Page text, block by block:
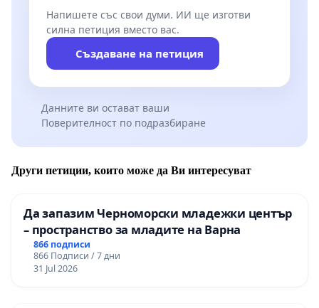
Напишете със свои думи. ИИ ще изготви
силна петиция вместо вас.
Създаване на петиция
Данните ви остават ваши
Поверителност по подразбиране
Други петиции, които може да Ви интересуват
Да запазим Черноморски младежки център
– пространство за младите на Варна
866 подписи
866 Подписи / 7 дни
31 Jul 2026